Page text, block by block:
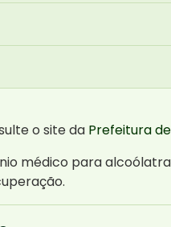
o site da Prefeitura
médico para